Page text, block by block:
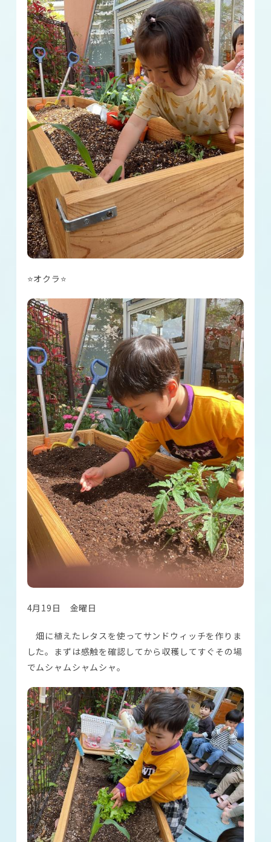
⭐オクラ⭐
4月19日 金曜日
畑に植えたレタスを使ってサンドウィッチを作りま
した。まずは感触を確認してから収穫してすぐその場
でムシャムシャムシャ。